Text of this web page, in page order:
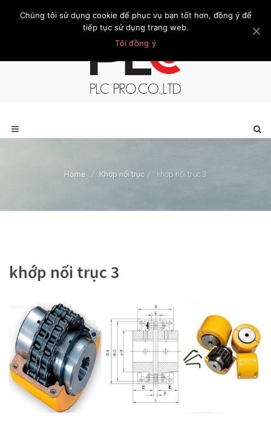
Trang chủ Giới thiệu Khách hàng Liên hệ Thành viên
Home / Khớp nối trục / khớp nối trục 3
khớp nối trục 3
Chúng tôi sử dụng cookie để phục vụ bạn tốt hơn, đồng ý để
tiếp tục sử dụng trang web.
Tôi đồng ý